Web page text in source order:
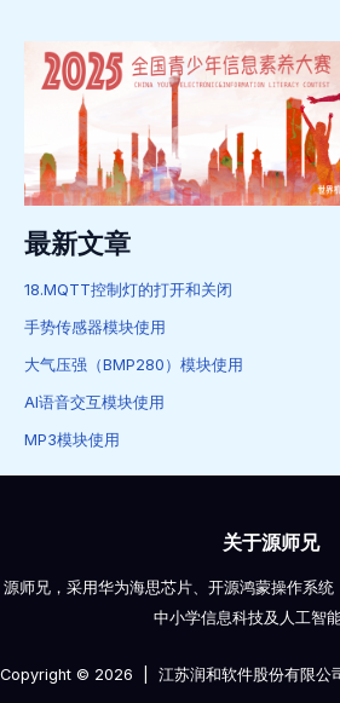
最新文章
18.MQTT控制灯的打开和关闭
手势传感器模块使用
大气压强（BMP280）模块使用
AI语音交互模块使用
MP3模块使用
关于源师兄
源师兄，采用华为海思芯片、开源鸿蒙操作系
中小学信息科技及人工智能
Copyright © 2026 | 江苏润和软件股份有限公